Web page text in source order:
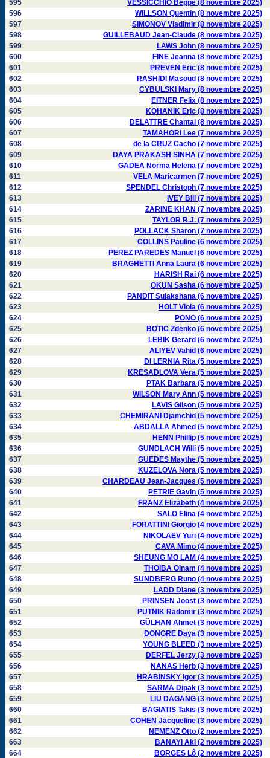
595
VESSICCHIO Beppe (8 novembre 2025)
596
WILLSON Quentin (8 novembre 2025)
597
SIMONOV Vladimir (8 novembre 2025)
598
GUILLEBAUD Jean-Claude (8 novembre 2025)
599
LAWS John (8 novembre 2025)
600
FINE Jeanna (8 novembre 2025)
601
PREVEN Eric (8 novembre 2025)
602
RASHIDI Masoud (8 novembre 2025)
603
CYBULSKI Mary (8 novembre 2025)
604
EITNER Felix (8 novembre 2025)
605
KOHANIK Eric (8 novembre 2025)
606
DELATTRE Chantal (8 novembre 2025)
607
TAMAHORI Lee (7 novembre 2025)
608
de la CRUZ Cacho (7 novembre 2025)
609
DAYA PRAKASH SINHA (7 novembre 2025)
610
GADEA Norma Helena (7 novembre 2025)
611
VELA Maricarmen (7 novembre 2025)
612
SPENDEL Christoph (7 novembre 2025)
613
IVEY Bill (7 novembre 2025)
614
ZARINE KHAN (7 novembre 2025)
615
TAYLOR R.J. (7 novembre 2025)
616
POLLACK Sharon (7 novembre 2025)
617
COLLINS Pauline (6 novembre 2025)
618
PEREZ PAREDES Manuel (6 novembre 2025)
619
BRAGHETTI Anna Laura (6 novembre 2025)
620
HARISH Rai (6 novembre 2025)
621
OKUN Sasha (6 novembre 2025)
622
PANDIT Sulakshana (6 novembre 2025)
623
HOLT Viola (6 novembre 2025)
624
PONO (6 novembre 2025)
625
BOTIC Zdenko (6 novembre 2025)
626
LEBIK Gerard (6 novembre 2025)
627
ALIYEV Vahid (6 novembre 2025)
628
DI LERNIA Rita (5 novembre 2025)
629
KRESADLOVA Vera (5 novembre 2025)
630
PTAK Barbara (5 novembre 2025)
631
WILSON Mary Ann (5 novembre 2025)
632
LAVIS Gilson (5 novembre 2025)
633
CHEMIRANI Djamchid (5 novembre 2025)
634
ABDALLA Ahmed (5 novembre 2025)
635
HENN Phillip (5 novembre 2025)
636
GUNDLACH Willi (5 novembre 2025)
637
GUEDES Maythe (5 novembre 2025)
638
KUZELOVA Nora (5 novembre 2025)
639
CHARDEAU Jean-Jacques (5 novembre 2025)
640
PETRIE Gavin (5 novembre 2025)
641
FRANZ Elizabeth (4 novembre 2025)
642
SALO Elina (4 novembre 2025)
643
FORATTINI Giorgio (4 novembre 2025)
644
NIKOLAEV Yuri (4 novembre 2025)
645
CAVA Mimo (4 novembre 2025)
646
SHEUNG MO LAM (4 novembre 2025)
647
THOIBA Oinam (4 novembre 2025)
648
SUNDBERG Runo (4 novembre 2025)
649
LADD Diane (3 novembre 2025)
650
PRINSEN Joost (3 novembre 2025)
651
PUTNIK Radomir (3 novembre 2025)
652
GÜLHAN Ahmet (3 novembre 2025)
653
DONGRE Daya (3 novembre 2025)
654
YOUNG BLEED (3 novembre 2025)
655
DERFEL Jerzy (3 novembre 2025)
656
NANAS Herb (3 novembre 2025)
657
HRABINSKY Igor (3 novembre 2025)
658
SARMA Dipak (3 novembre 2025)
659
LIU DAGANG (3 novembre 2025)
660
BAGIATIS Takis (3 novembre 2025)
661
COHEN Jacqueline (3 novembre 2025)
662
NEMENZ Otto (2 novembre 2025)
663
BANAYI Aki (2 novembre 2025)
664
BORGES Lô (2 novembre 2025)